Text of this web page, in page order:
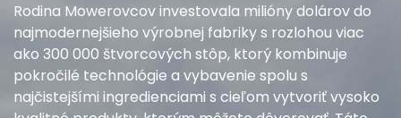
Rodina Mowerovcov investovala milióny dolárov do
najmodernejšieho výrobnej fabriky s rozlohou viac
ako 300 000 štvorcových stôp, ktorý kombinuje
pokročilé technológie a vybavenie spolu s
najčistejšími ingredienciami s cieľom vytvoriť vysoko